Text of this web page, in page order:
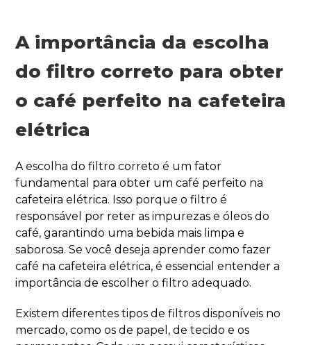
A importância da escolha
do filtro correto para obter
o café perfeito na cafeteira
elétrica
A escolha do filtro correto é um fator
fundamental para obter um café perfeito na
cafeteira elétrica. Isso porque o filtro é
responsável por reter as impurezas e óleos do
café, garantindo uma bebida mais limpa e
saborosa. Se você deseja aprender como fazer
café na cafeteira elétrica, é essencial entender a
importância de escolher o filtro adequado.
Existem diferentes tipos de filtros disponíveis no
mercado, como os de papel, de tecido e os